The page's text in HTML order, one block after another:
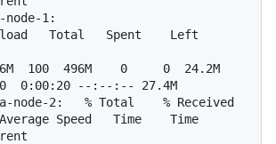
node-1:
Total   Spent    Left
100  496M    0     0  24.2M
0:00:20 --:--:-- 27.4M
node-2:   % Total    % Received
Speed   Time    Time